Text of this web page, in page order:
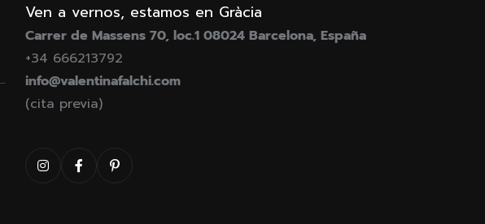
Ven a vernos, estamos en Gràcia
Carrer de Massens 70, loc.1 08024 Barcelona, España
+34 666213792
info@valentinafalchi.com
(cita previa)